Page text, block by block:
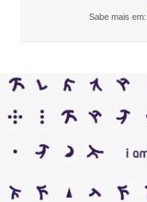
Sabe mais em: